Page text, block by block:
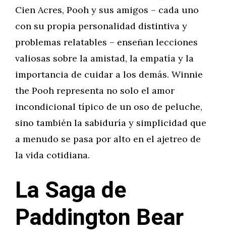
Cien Acres, Pooh y sus amigos – cada uno
con su propia personalidad distintiva y
problemas relatables – enseñan lecciones
valiosas sobre la amistad, la empatía y la
importancia de cuidar a los demás. Winnie
the Pooh representa no solo el amor
incondicional típico de un oso de peluche,
sino también la sabiduría y simplicidad que
a menudo se pasa por alto en el ajetreo de
la vida cotidiana.
La Saga de
Paddington Bear